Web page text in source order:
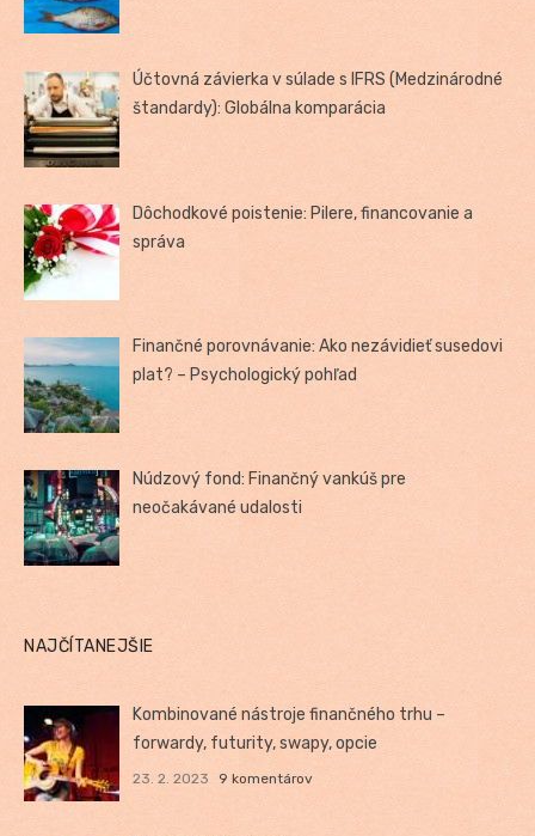
Účtovná závierka v súlade s IFRS (Medzinárodné
štandardy): Globálna komparácia
Dôchodkové poistenie: Pilere, financovanie a
správa
Finančné porovnávanie: Ako nezávidieť susedovi
plat? – Psychologický pohľad
Núdzový fond: Finančný vankúš pre
neočakávané udalosti
NAJČÍTANEJŠIE
Kombinované nástroje finančného trhu –
forwardy, futurity, swapy, opcie
23. 2. 2023 9 komentárov